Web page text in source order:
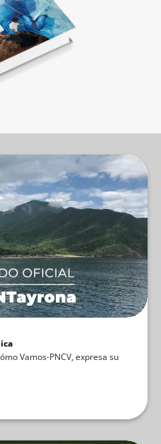
Vamos-PNCV, expresa su